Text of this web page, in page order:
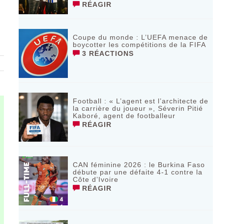
RÉAGIR
Coupe du monde : L’UEFA menace de
boycotter les compétitions de la FIFA
3 RÉACTIONS
Football : « L’agent est l’architecte de
la carrière du joueur », Séverin Pitié
Kaboré, agent de footballeur
RÉAGIR
CAN féminine 2026 : le Burkina Faso
débute par une défaite 4-1 contre la
Côte d’Ivoire
RÉAGIR